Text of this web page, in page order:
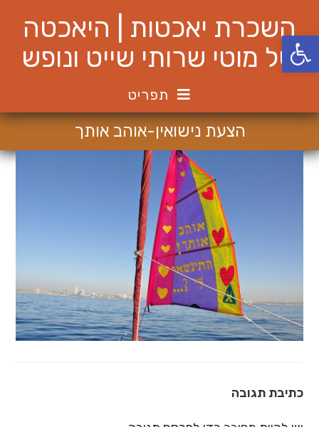
פתח סרגל נגישות
contentהשכרת יאכטות | היאכטה
של מוטי שרותי שייט ונופש
תפריט
הצעת נישואין-אוהב אותך
כתיבת תגובה